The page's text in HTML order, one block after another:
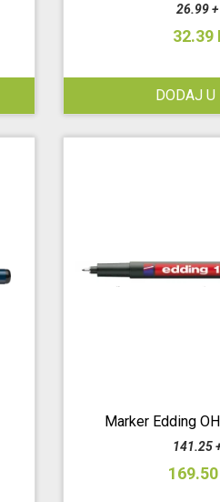
26.99 +
32.39
DODAJ U
Marker Edding
141.25
169.50